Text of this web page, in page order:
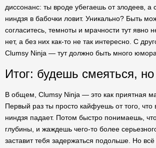
диссонанс: ты вроде убегаешь от злодеев, а
ниндзя в бабочки ловит. Уникально? Быть
согласитесь, темноты и мрачности тут явно
нет, а без них как-то не так интересно. С
Clumsy Ninja — тут должно быть много
Итог: будешь смеяться,
В общем, Clumsy Ninja — это как приятная
Первый раз ты просто кайфуешь от того, что
ниндзя падает. Потом быстро понимаешь,
глубины, и жаждешь чего-то более
заставит тебя задержаться подольше. Но